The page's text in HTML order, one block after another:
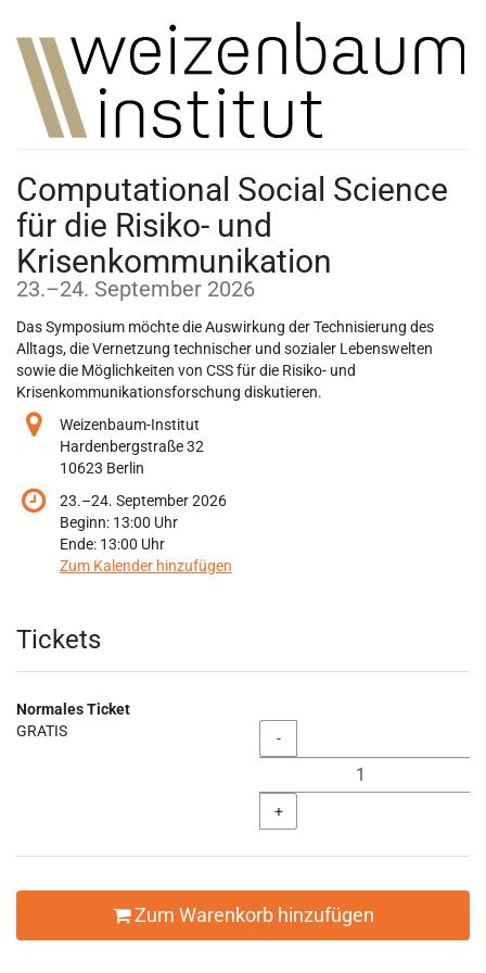
Haupt-
Inhalt
springen
Computational Social Science
für die Risiko- und
Krisenkommunikation
23.–bis
24. September 2026
Das Symposium möchte die Auswirkung der Technisierung des
Alltags, die Vernetzung technischer und sozialer Lebenswelten
sowie die Möglichkeiten von CSS für die Risiko- und
Krisenkommunikationsforschung diskutieren.
Weizenbaum-Institut
Hardenbergstraße 32
10623 Berlin
23.–bis
24. September 2026
Beginn: 13:00 Uhr
Ende: 13:00 Uhr
Zum Kalender hinzufügen
Produkte
Tickets
Normales Ticket
GRATIS
Menge
-
+
Zum Warenkorb hinzufügen